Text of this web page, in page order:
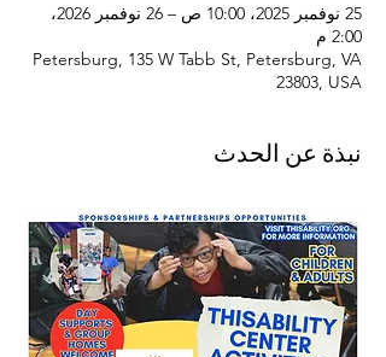
25 نوفمبر 2025، 10:00 ص – 26 نوفمبر 2026،
2:00 م
Petersburg, 135 W Tabb St, Petersburg, VA
23803, USA
نبذة عن الحدث